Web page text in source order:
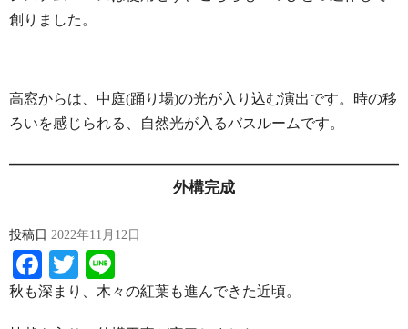
創りました。
高窓からは、中庭(踊り場)の光が入り込む演出です。時の移
ろいを感じられる、自然光が入るバスルームです。
外構完成
投稿日 2022年11月12日
Facebook
Twitter
秋も深まり、木々の紅葉も進んできた近頃。